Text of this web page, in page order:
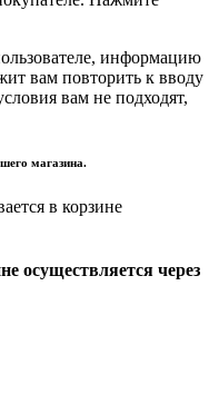
информацию
вам повторить к вводу
вам не подходят,
магазина.
в корзине
осуществляется через